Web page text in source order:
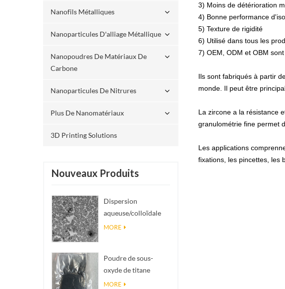
Nanofils Métalliques
Nanoparticules D'alliage Métallique
Nanopoudres De Matériaux De
Carbone
Nanoparticules De Nitrures
Plus De Nanomatériaux
3D Printing Solutions
Nouveaux Produits
Dispersion
aqueuse/colloïdale
de nano SiO₂
MORE
Poudre de sous-
oxyde de titane
nanométrique de
MORE
3) Moins de détérioration
4) Bonne performance
5) Texture de rigidité
6) Utilisé dans tous les
7) OEM, ODM et OBM
Ils sont fabriqués à partir
monde. Il peut être
La zircone a la résistance
granulométrie fine permet
Les applications
fixations, les pincettes, les